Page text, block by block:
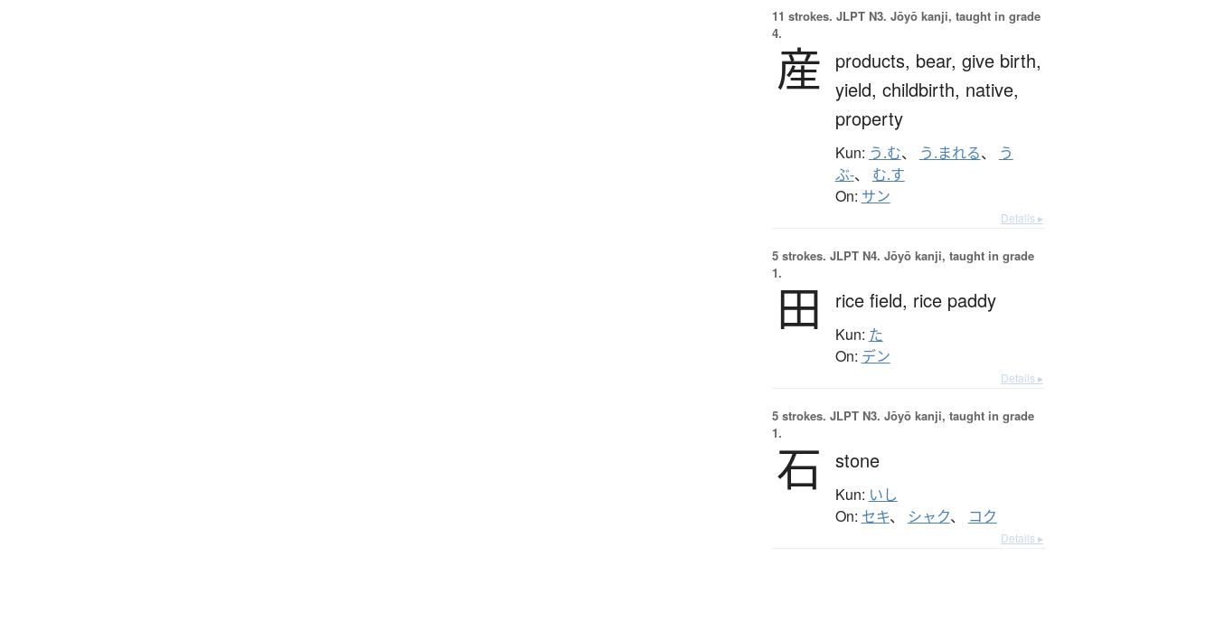
11 strokes. JLPT N3. Jōyō kanji, taught in grade
4.
産 products, bear, give birth,
yield, childbirth, native,
property
Kun: う.む、 う.まれる、
う
ぶ-、 む.す
On: サン
Details ▸
5 strokes. JLPT N4. Jōyō kanji, taught in grade
1.
田 rice field, rice paddy
Kun: た
On: デン
Details ▸
5 strokes. JLPT N3. Jōyō kanji, taught in grade
1.
石 stone
Kun: いし
On: セキ、 シャク、 コク
Details ▸